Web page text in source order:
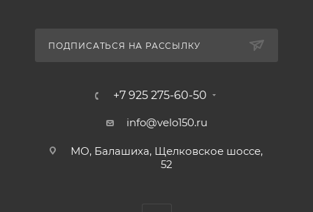
ПОДПИСАТЬСЯ НА РАССЫЛКУ
+7 925 275-60-50
info@velo150.ru
МО, Балашиха, Щелковское шоссе,
52